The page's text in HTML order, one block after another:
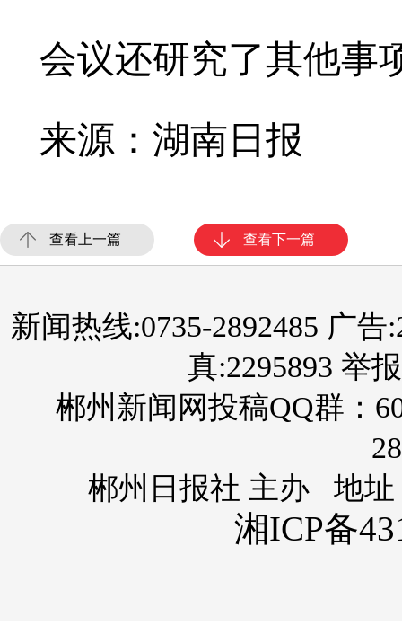
会议还研究了其他事
来源：湖南日报
查看上一篇 查看下一篇
新闻热线:0735-2892485 广告
真:2295893 举
郴州新闻网投稿QQ群：
郴州日报社 主办 地址
湘ICP备